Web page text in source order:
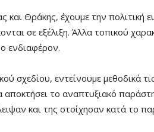
Θράκης, έχουμε την πολιτική
σε εξέλιξη. Άλλα τοπικού
ενδιαφέρον.
σχεδίου, εντείνουμε μεθοδικά
το αναπτυξιακό
και της στοίχησαν κατά το